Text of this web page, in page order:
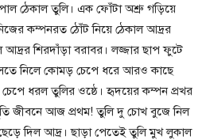
ঠেকাল তুলি। এক ফোঁটা অশ্রু গড়িয়ে
কম্পনরত ঠোঁট নিয়ে ঠেকাল আদ্রর
শিরদাঁড়া বরাবর। লজ্জার ছাপ ফুটে
নিলে কোমড় চেপে ধরে আরও কাছে
চেপে ধরল তুলির ওষ্ঠে। হৃদয়ের কম্পন প্রখর
জীবনে আজ প্রথম! তুলি দু চোখ বুজে নিল
দিল আদ্র। ছাড়া পেতেই তুলি মুখ লুকাল